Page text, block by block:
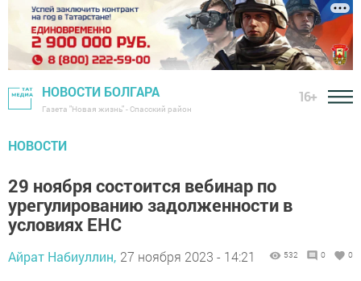
НОВОСТИ БОЛГАРА
Газета "Новая жизнь" - Спасский район
16+
НОВОСТИ
29 ноября состоится вебинар по
урегулированию задолженности в
условиях ЕНС
Айрат Набиуллин, 27 ноября 2023 - 14:21 532 0 0